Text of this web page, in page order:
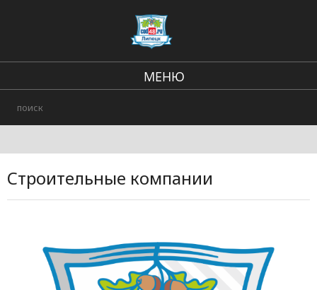
МЕНЮ
Городские события
Строительные компании